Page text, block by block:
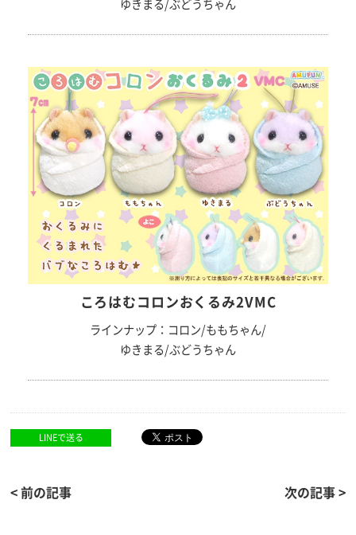
ゆきまる/ぶどうちゃん
ころはむコロンおくるみ2VMC
ラインナップ：コロン/ももちゃん/
ゆきまる/ぶどうちゃん
LINEで送る
< 前の記事 次の記事 >